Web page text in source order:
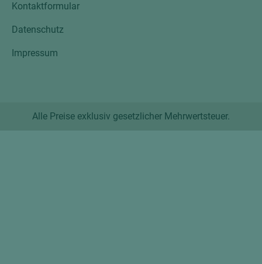
Kontaktformular
Datenschutz
Impressum
Alle Preise exklusiv gesetzlicher Mehrwertsteuer.